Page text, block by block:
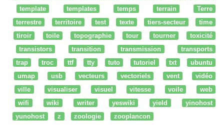
template
templates temps terrain
Terre
terrestre
territoire test texte tiers-secteur
time
tiroir
toile topographie tour tourner
toxicité
transistors
transition transmission
transports
trap
troc ttf tty tuto tutoriel txt
ubuntu
umap
usb vecteurs vectoriels vent
vidéo
ville
visualiser visuel vitesse voile
web
wifi
wiki writer yeswiki yield
yinohost
yunohost
z zoologie zooplancon